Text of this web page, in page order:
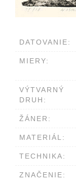
DATOVANIE:
MIERY:
VÝTVARNÝ
DRUH:
ŽÁNER:
MATERIÁL:
TECHNIKA:
ZNAČENIE: